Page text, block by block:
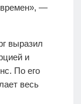
времен», —
выразил
и
По его
весь